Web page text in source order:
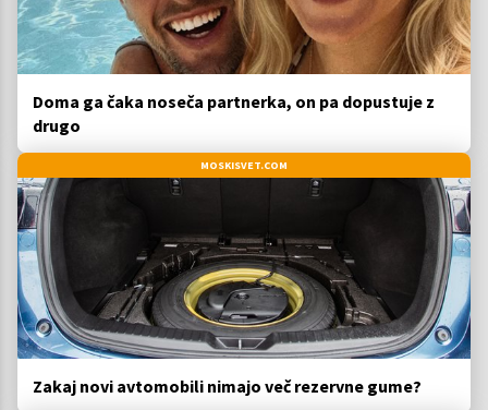
Doma ga čaka noseča partnerka, on pa dopustuje z
drugo
MOSKISVET.COM
Zakaj novi avtomobili nimajo več rezervne gume?